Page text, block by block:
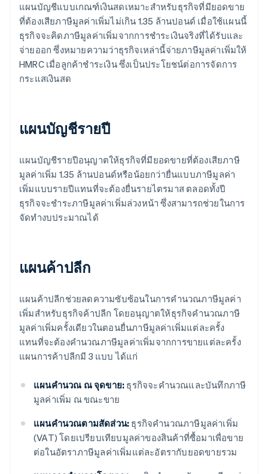
แผนบัญชีแบบเกณฑ์เงินสดเหมาะสําหรับธุรกิจที่มียอดขาย
ที่ต้องเสียภาษีมูลค่าเพิ่มไม่เกิน 1.35 ล้านปอนด์ เมื่อใช้แผนนี้
ธุรกิจจะคิดภาษีมูลค่าเพิ่มจากการชําระเงินจริงที่ได้รับและ
จ่ายออก ซึ่งหมายความว่าธุรกิจเหล่านี้จ่ายภาษีมูลค่าเพิ่มให้
HMRC เมื่อลูกค้าชําระเงิน ซึ่งเป็นประโยชน์ต่อการจัดการ
กระแสเงินสด
แผนบัญชีรายปี
แผนบัญชีรายปีอนุญาตให้ธุรกิจที่มียอดขายที่ต้องเสียภาษี
มูลค่าเพิ่ม 1.35 ล้านปอนด์หรือน้อยกว่ายื่นแบบภาษีมูลค่า
เพิ่มแบบรายปีแทนที่จะต้องยื่นรายไตรมาส ตลอดทั้งปี
ธุรกิจจะชําระภาษีมูลค่าเพิ่มล่วงหน้า ซึ่งสามารถช่วยในการ
จัดทํางบประมาณได้
แผนค้าปลีก
แผนค้าปลีกช่วยลดความซับซ้อนในการคํานวณภาษีมูลค่า
เพิ่มสําหรับธุรกิจค้าปลีก โดยอนุญาตให้ธุรกิจคํานวณภาษี
มูลค่าเพิ่มครั้งเดียวในตอนยื่นภาษีมูลค่าเพิ่มแต่ละครั้ง
แทนที่จะต้องคำนวณภาษีมูลค่าเพิ่มจากการขายแต่ละครั้ง
แผนการค้าปลีกมี 3 แบบ ได้แก่
แผนคำนวณ ณ จุดขาย: ธุรกิจจะคำนวณและบันทึกภาษี
มูลค่าเพิ่ม ณ ขณะขาย
แผนคำนวณตามสัดส่วน: ธุรกิจคำนวณภาษีมูลค่าเพิ่ม
(VAT) โดยเปรียบเทียบมูลค่าของสินค้าที่ซื้อมาเพื่อขาย
ต่อในอัตราภาษีมูลค่าเพิ่มแต่ละอัตรากับยอดขายรวม